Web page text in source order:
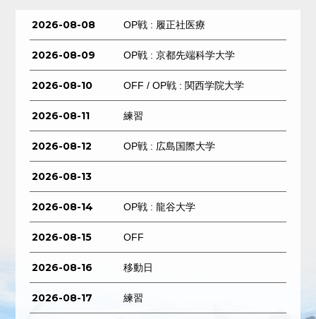
2026-08-08 OP戦 : 履正社医療
2026-08-09 OP戦 : 京都先端科学大学
2026-08-10 OFF / OP戦 : 関西学院大学
2026-08-11 練習
2026-08-12 OP戦 : 広島国際大学
2026-08-13
2026-08-14 OP戦 : 龍谷大学
2026-08-15 OFF
2026-08-16 移動日
2026-08-17 練習